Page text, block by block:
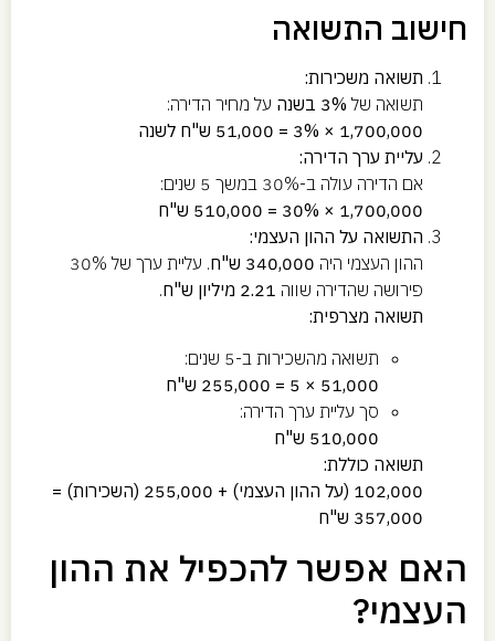
חישוב התשואה
תשואה משכירות:
תשואה של 3% בשנה
על מחיר הדירה:
1,700,000 × 3% = 51,000 ש"ח לשנה
עליית ערך הדירה:
אם הדירה עולה ב-30% במשך 5 שנים:
1,700,000 × 30% = 510,000 ש"ח
התשואה על ההון העצמי:
ההון העצמי היה 340,000 ש"ח
. עליית ערך של 30%
פירושה שהדירה שווה 2.21 מיליון ש"ח
.
תשואה מצרפית:
תשואה מהשכירות ב-5 שנים:
51,000 × 5 = 255,000 ש"ח
סך עליית ערך הדירה:
510,000 ש"ח
תשואה כוללת:
102,000 (על ההון העצמי) + 255,000 (השכירות) =
357,000 ש"ח
האם אפשר להכפיל את ההון
העצמי?